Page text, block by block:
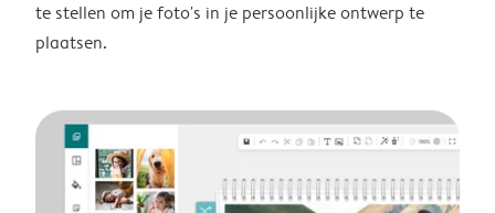
te stellen om je foto's in je persoonlijke ontwerp te
plaatsen.